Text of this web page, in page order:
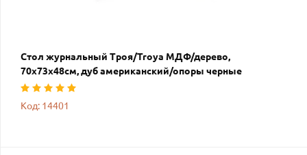
Стол журнальный Троя/Troya МДФ/дерево,
70х73х48см, дуб американский/опоры черные
Код: 14401